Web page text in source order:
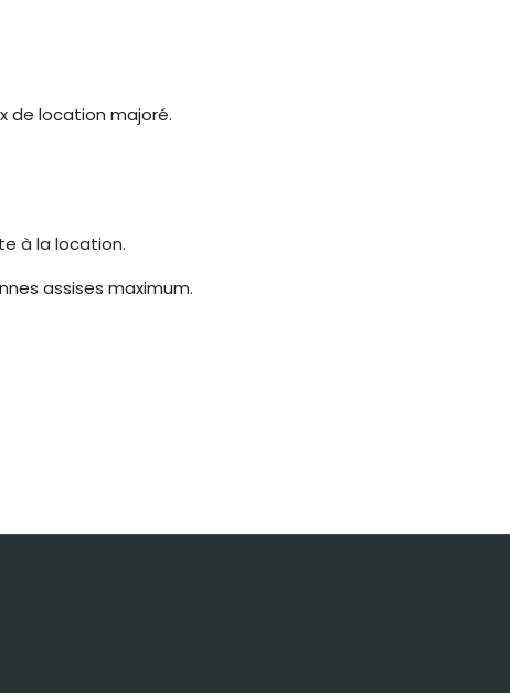
de location majoré.
à la location.
assises maximum.